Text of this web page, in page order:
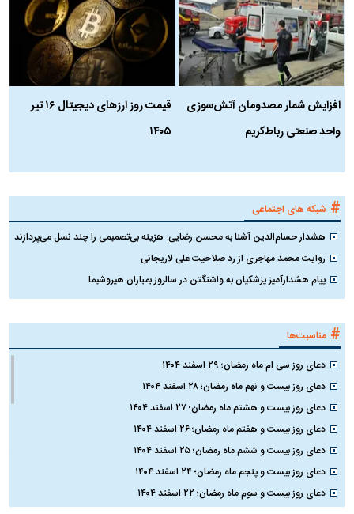
افزایش شمار مصدومان آتش‌سوزی
واحد صنعتی رباط‌کریم
قیمت روز ارز‌های دیجیتال ۱۶ تیر
۱۴۰۵
# شبکه های اجتماعی
هشدار حسام‌الدین آشنا به محسن رضایی: هزینه بی‌تصمیمی را چند نسل می‌پردازند
روایت محمد مهاجری از رد صلاحیت علی لاریجانی
پیام هشدارآمیز پزشکیان به واشنگتن در سالروز بمباران هیروشیما
# مناسبت‌ها
دعای روز سی ام ماه رمضان؛ ۲۹ اسفند ۱۴۰۴
دعای روز بیست و نهم ماه رمضان؛ ۲۸ اسفند ۱۴۰۴
دعای روز بیست و هشتم ماه رمضان؛ ۲۷ اسفند ۱۴۰۴
دعای روز بیست و هفتم ماه رمضان؛ ۲۶ اسفند ۱۴۰۴
دعای روز بیست و ششم ماه رمضان؛ ۲۵ اسفند ۱۴۰۴
دعای روز بیست و پنجم ماه رمضان؛ ۲۴ اسفند ۱۴۰۴
دعای روز بیست و سوم ماه رمضان؛ ۲۲ اسفند ۱۴۰۴